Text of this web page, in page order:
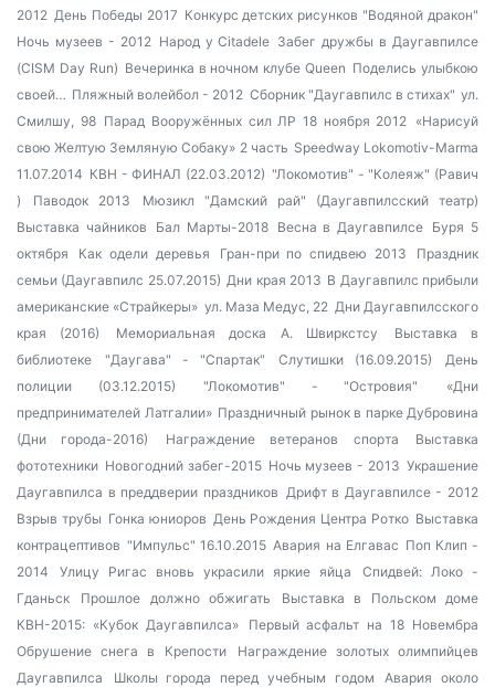
2012 День Победы 2017 Конкурс детских рисунков "Водяной дракон"
Ночь музеев - 2012 Народ у Citadele Забег дружбы в Даугавпилсе
(CISM Day Run) Вечеринка в ночном клубе Queen Поделись улыбкою
своей… Пляжный волейбол - 2012 Сборник "Даугавпилс в стихах" ул.
Смилшу, 98 Парад Вооружённых сил ЛР 18 ноября 2012 «Нарисуй
свою Желтую Земляную Собаку» 2 часть Speedway Lokomotiv-Marma
11.07.2014 КВН - ФИНАЛ (22.03.2012) "Локомотив" - "Колеяж" (Равич
)
Паводок 2013
Мюзикл "Дамский рай" (Даугавпилсский театр)
Выставка чайников
Бал Марты-2018 Весна в Даугавпилсе Буря 5
октября
Как одели деревья Гран-при по спидвею 2013
Праздник
семьи (Даугавпилс 25.07.2015) Дни края 2013 В Даугавпилс прибыли
американские «Страйкеры» ул. Маза Медус, 22 Дни Даугавпилсского
края (2016)
Мемориальная доска А. Швиркстсу
Выставка в
библиотеке
"Даугава" - "Спартак" Слутишки (16.09.2015)
День
полиции (03.12.2015)
"Локомотив" - "Островия"
«Дни
предпринимателей Латгалии» Праздничный рынок в парке Дубровина
(Дни города-2016)
Награждение ветеранов спорта
Выставка
фототехники Новогодний забег-2015 Ночь музеев - 2013 Украшение
Даугавпилса в преддверии праздников Дрифт в Даугавпилсе - 2012
Взрыв трубы Гонка юниоров День Рождения Центра Ротко Выставка
контрацептивов "Импульс" 16.10.2015 Авария на Елгавас Поп Клип -
2014
Улицу Ригас вновь украсили яркие яйца
Спидвей: Локо -
Гданьск
Прошлое должно обжигать
Выставка в Польском доме
КВН-2015: «Кубок Даугавпилса»
Первый асфальт на 18 Новембра
Обрушение снега в Крепости
Награждение золотых олимпийцев
Даугавпилса
Школы города перед учебным годом
Авария около